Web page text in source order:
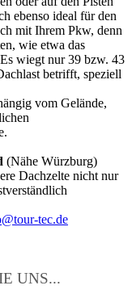
ebenso ideal für den
mit Ihrem Pkw, denn
wie etwa das
wiegt nur 39 bzw. 43
betrifft, speziell
vom Gelände,
(Nähe Würzburg)
Dachzelte nicht nur
tec.de
UNS...